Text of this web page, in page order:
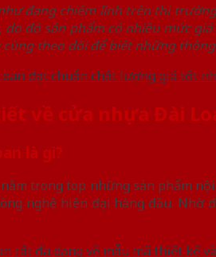
đang chiếm lĩnh trên thị
do đó sản phẩm có nhiều mức
theo dõi để biết những
về cửa nhựa Đài
là gì?
trong top những sản phẩm
nghệ hiện đại hàng đầu.